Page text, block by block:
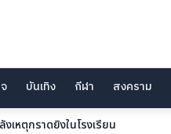
บันเทิง กีฬา สงคราม
หตุกราดยิงในโรงเรียน